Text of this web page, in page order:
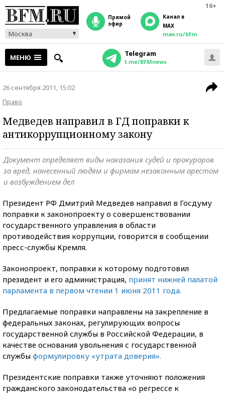
16+
Москва
прямой
эфир
Канал в
MAX
max.ru/bfm
МЕНЮ Telegram
t.me/BFMnews
26 сентября 2011, 15:02
Право
Медведев направил в ГД поправки к
антикоррупционному закону
Документ определяет виды наказания судей и прокуроров
за вред, нанесенный людям и фирмам незаконным арестом
и возбуждением дел
Президент РФ Дмитрий Медведев направил в Госдуму
поправки к законопроекту о совершенствовании
государственного управления в области
противодействия коррупции, говорится в сообщении
пресс-службы Кремля.
Законопроект, поправки к которому подготовил
президент и его администрация, принят нижней палатой
парламента в первом чтении 1 июня 2011 года.
Предлагаемые поправки направлены на закрепление в
федеральных законах, регулирующих вопросы
государственной службы в Российской Федерации, в
качестве основания увольнения с государственной
службы формулировку «утрата доверия».
Президентские поправки также уточняют положения
гражданского законодательства «о регрессе к